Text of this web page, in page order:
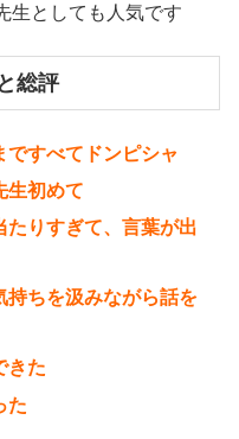
生としても人気です
総評
すべてドンピシャ
生初めて
たりすぎて、言葉が出
持ちを汲みながら話を
きた
た